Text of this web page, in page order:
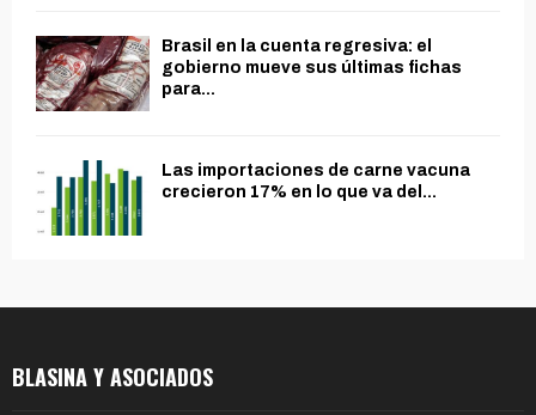
Brasil en la cuenta regresiva: el
gobierno mueve sus últimas fichas
para...
Las importaciones de carne vacuna
crecieron 17% en lo que va del...
BLASINA Y ASOCIADOS